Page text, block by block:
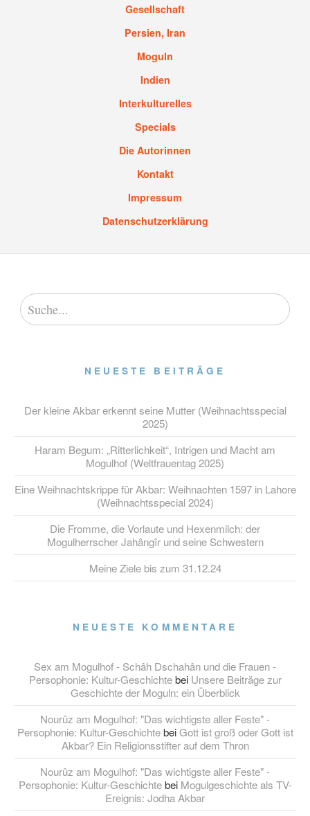
Gesellschaft
Persien, Iran
Moguln
Indien
Interkulturelles
Specials
Die Autorinnen
Kontakt
Impressum
Datenschutzerklärung
NEUESTE BEITRÄGE
Der kleine Akbar erkennt seine Mutter (Weihnachtsspecial
2025)
Haram Begum: „Ritterlichkeit“, Intrigen und Macht am
Mogulhof (Weltfrauentag 2025)
Eine Weihnachtskrippe für Akbar: Weihnachten 1597 in Lahore
(Weihnachtsspecial 2024)
Die Fromme, die Vorlaute und Hexenmilch: der
Mogulherrscher Jahângîr und seine Schwestern
Meine Ziele bis zum 31.12.24
NEUESTE KOMMENTARE
Sex am Mogulhof - Schâh Dschahân und die Frauen -
Persophonie: Kultur-Geschichtebei Unsere Beiträge zur
Geschichte der Moguln: ein Überblick
Nourûz am Mogulhof: "Das wichtigste aller Feste" -
Persophonie: Kultur-GeschichtebeiGott ist groß oder Gott ist
Akbar? Ein Religionsstifter auf dem Thron
Nourûz am Mogulhof: "Das wichtigste aller Feste" -
Persophonie: Kultur-Geschichtebei Mogulgeschichte als TV-
Ereignis: Jodha Akbar